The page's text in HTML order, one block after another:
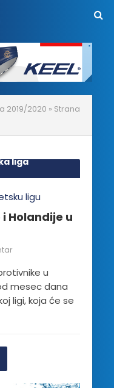
2019/2020 » Strana
liga
Holandije u
u
mesec dana
ligi, koja će se